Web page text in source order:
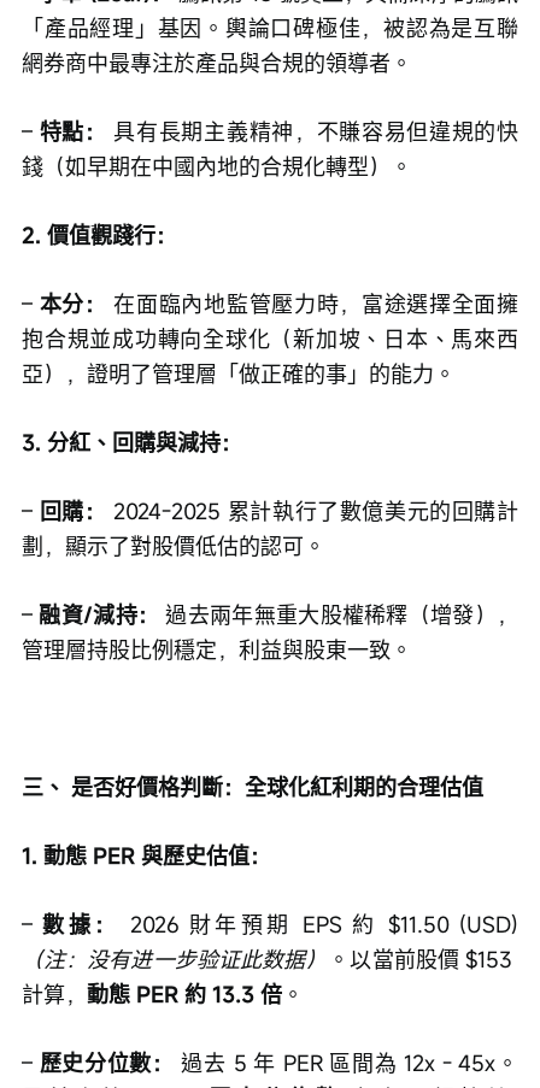
「產品經理」基因。輿論口碑極佳，被認為是互聯
網券商中最專注於產品與合規的領導者。
– 特點：
具有長期主義精神，不賺容易但違規的快
錢（如早期在中國內地的合規化轉型）。
2. 價值觀踐行：
– 本分：
在面臨內地監管壓力時，富途選擇全面擁
抱合規並成功轉向全球化（新加坡、日本、馬來西
亞），證明了管理層「做正確的事」的能力。
3. 分紅、回購與減持：
– 回購：
2024-2025 累計執行了數億美元的回購計
劃，顯示了對股價低估的認可。
– 融資/減持：
過去兩年無重大股權稀釋（增發），
管理層持股比例穩定，利益與股東一致。
三、 是否好價格判斷：全球化紅利期的合理估值
1. 動態 PER 與歷史估值：
– 數據：
2026 財年預期 EPS 約 $11.50 (USD)
（注：没有进一步验证此数据）
。以當前股價 $153
計算， 動態 PER 約 13.3 倍 。
– 歷史分位數：
過去 5 年 PER 區間為 12x - 45x。